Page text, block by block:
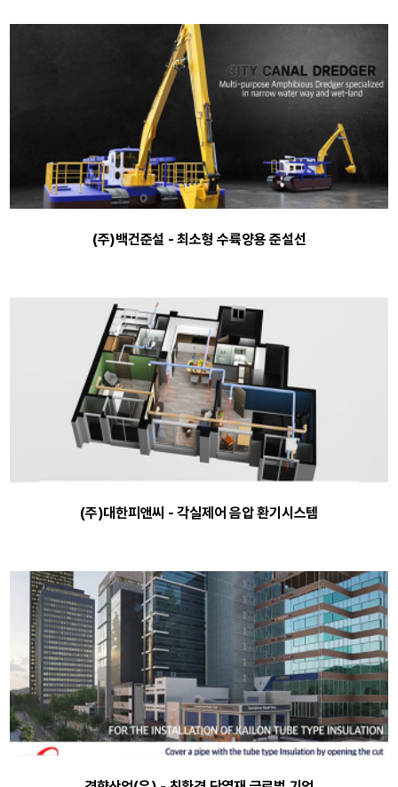
(주)백건준설 - 최소형 수륙양용 준설선
(주)대한피앤씨 - 각실제어 음압 환기시스템